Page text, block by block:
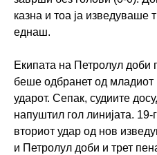
казна и тоа ја изведуваше
еднаш.
Екипата на Петролул доби
беше одбранет од
ударот. Сепак, судиите
напуштил гол линијата.
вториот удар од нов
и Петролул доби и трет